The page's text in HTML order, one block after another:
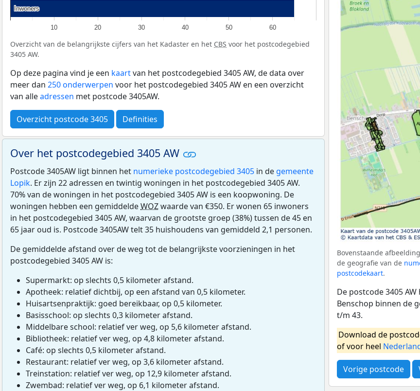
10 20 30 40 50 60
Inwoners
Inwoners
Overzicht van de belangrijkste cijfers van het Kadaster en het CBS voor het postcodegebied
3405 AW.
Op deze pagina vind je een kaartvan het postcodegebied 3405 AW, de data over
meer dan 250 onderwerpen voor het postcodegebied 3405 AW en een overzicht
van alleadressen met postcode 3405AW.
Overzicht postcode 3405 Definities
Over het postcodegebied 3405 AW
Postcode 3405AW ligt binnen het numerieke postcodegebied 3405 in de gemeente
Lopik. Er zijn 22 adressen en twintig woningen in het postcodegebied 3405 AW.
70% van de woningen in het postcodegebied 3405 AW is een koopwoning. De
woningen hebben een gemiddeldeWOZwaarde van €350. Er wonen 65 inwoners
in het postcodegebied 3405 AW, waarvan de grootste groep (38%) tussen de 45 en
65 jaar oud is. Postcode 3405AW telt 35 huishoudens van gemiddeld 2,1 personen.
De gemiddelde afstand over de weg tot de belangrijkste voorzieningen in het
postcodegebied 3405 AW is:
Supermarkt: op slechts 0,5 kilometer afstand.
Apotheek: relatief dichtbij, op een afstand van 0,5 kilometer.
Huisartsenpraktijk: goed bereikbaar, op 0,5 kilometer.
Basisschool: op slechts 0,3 kilometer afstand.
Middelbare school: relatief ver weg, op 5,6 kilometer afstand.
Bibliotheek: relatief ver weg, op 4,8 kilometer afstand.
Café: op slechts 0,5 kilometer afstand.
Restaurant: relatief ver weg, op 3,6 kilometer afstand.
Treinstation: relatief ver weg, op 12,9 kilometer afstand.
Zwembad: relatief ver weg, op 6,1 kilometer afstand.
Bovenstaande
de geografie van de
postcodekaart.
De postcode 3405
Benschop binnen de
t/m 43.
Download de
of voor heel
Vorige postcode